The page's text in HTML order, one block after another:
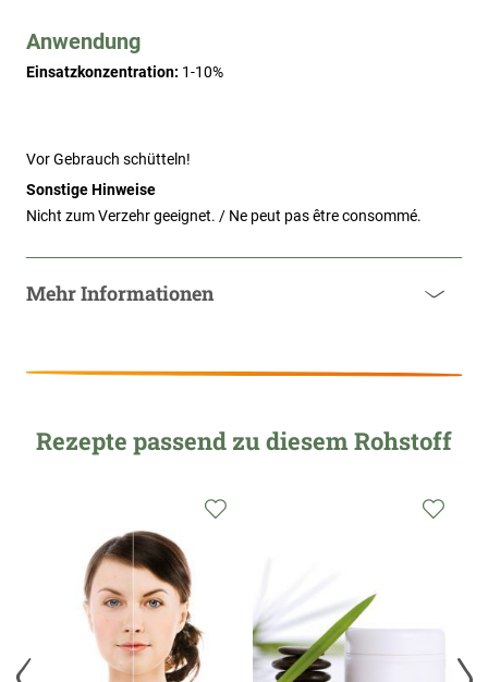
Anwendung
Einsatzkonzentration: 1-10%
Vor Gebrauch schütteln!
Sonstige Hinweise
Nicht zum Verzehr geeignet. / Ne peut pas être consommé.
Mehr Informationen
Rezepte passend zu diesem Rohstoff
Wunschliste
hinzufügen